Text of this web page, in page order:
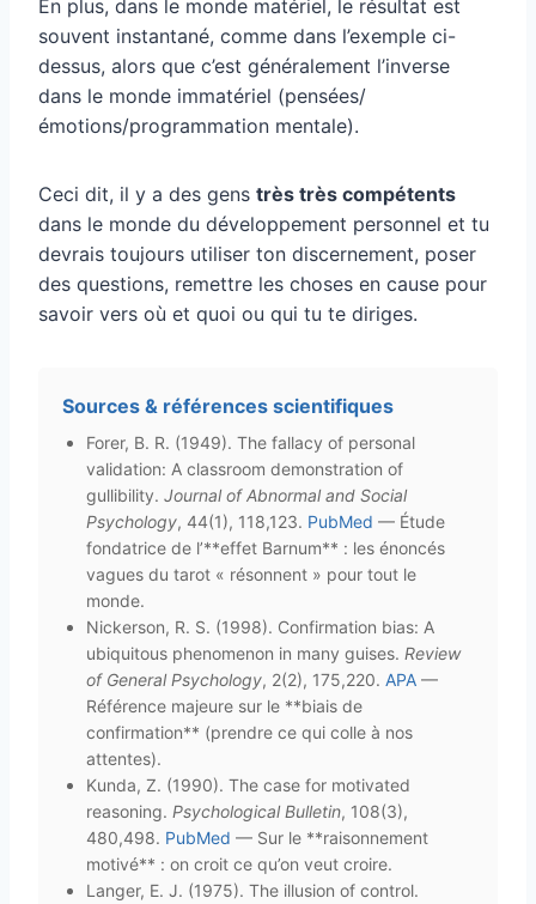
En plus, dans le monde matériel, le résultat est
souvent instantané, comme dans l’exemple ci-
dessus, alors que c’est généralement l’inverse
dans le monde immatériel (pensées/
émotions/programmation mentale).
Ceci dit, il y a des gens très très compétents
dans le monde du développement personnel et tu
devrais toujours utiliser ton discernement, poser
des questions, remettre les choses en cause pour
savoir vers où et quoi ou qui tu te diriges.
Sources & références scientifiques
Forer, B. R. (1949). The fallacy of personal
validation: A classroom demonstration of
gullibility. Journal of Abnormal and Social
Psychology, 44(1), 118,123. PubMed — Étude
fondatrice de l’**effet Barnum** : les énoncés
vagues du tarot « résonnent » pour tout le
monde.
Nickerson, R. S. (1998). Confirmation bias: A
ubiquitous phenomenon in many guises. Review
of General Psychology, 2(2), 175,220. APA —
Référence majeure sur le **biais de
confirmation** (prendre ce qui colle à nos
attentes).
Kunda, Z. (1990). The case for motivated
reasoning. Psychological Bulletin, 108(3),
480,498. PubMed — Sur le **raisonnement
motivé** : on croit ce qu’on veut croire.
Langer, E. J. (1975). The illusion of control.